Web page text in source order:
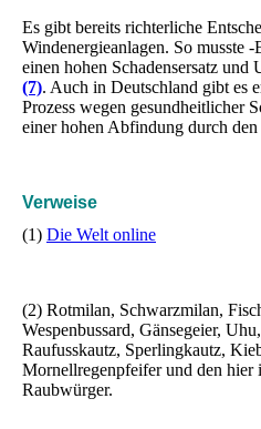
Es gibt bereits richterliche
Windenergieanlagen. So musste
einen hohen Schadensersatz und
(7). Auch in Deutschland gibt es
Prozess wegen gesundheitlicher
einer hohen Abfindung durch den
Verweise
(1) Die Welt online
(2) Rotmilan, Schwarzmilan,
Wespenbussard, Gänsegeier,
Raufusskautz, Sperlingkautz,
Mornellregenpfeifer und den hier
Raubwürger.